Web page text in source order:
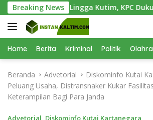
a
g
u
Breaking News
Teluk Lingga Kutim, KPC Dukung
Home Berita Kriminal Politik
Beranda Advetorial Diskominfo Kutai
Peluang Usaha, Distransnaker Kukar
Keterampilan Bagi Para Janda
Advetorial, Diskominfo Kutai Kartanegara